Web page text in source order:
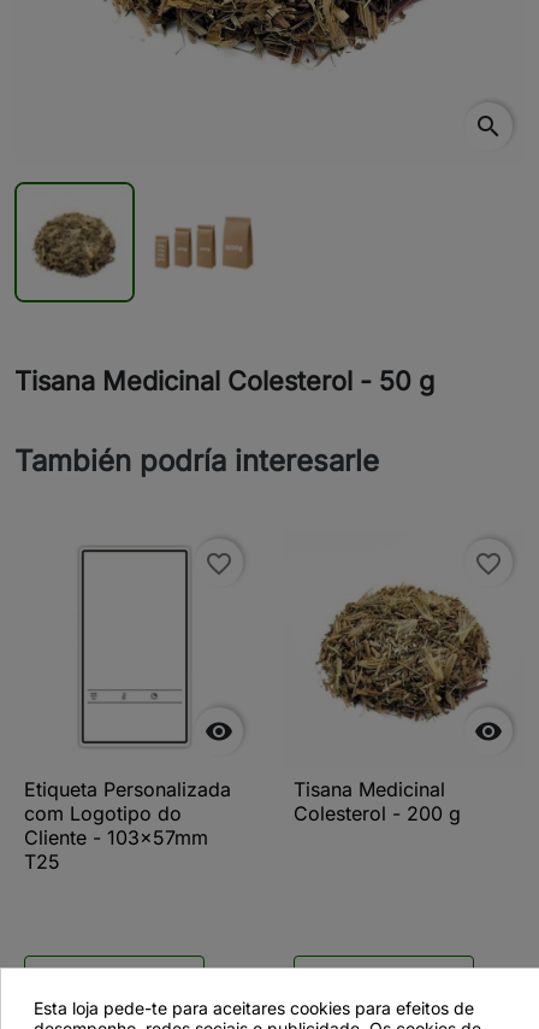
search
Tisana Medicinal Colesterol - 50 g
También podría interesarle

favorite_border
Etiqueta Personalizada
com Logotipo do
Cliente - 103x57mm
T25

favorite_border
Tisana Medicinal
Colesterol - 200 g
Esta loja pede-te para aceitares cookies para efeitos de